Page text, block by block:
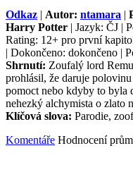
Odkaz | Autor: ntamara |
Harry Potter | Jazyk: ČJ |
Rating: 12+ pro první
| Dokončeno: dokončeno |
Shrnutí: Zoufalý lord
prohlásil, že daruje
pomoct nebo kdyby to byla
nehezký alchymista o zlato
Klíčová slova: Parodie,
Komentáře Hodnocení